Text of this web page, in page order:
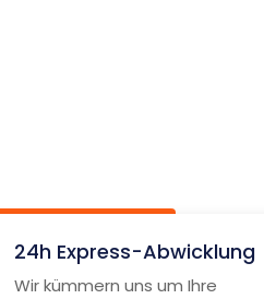
24h Express-Abwicklung
Wir kümmern uns um Ihre